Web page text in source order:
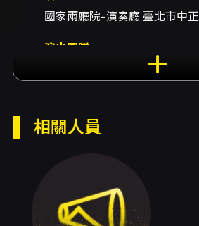
國家兩廳院-演奏廳 臺北市中
演出團隊
就讀Conservatoire à
德、師事徐雅玟、師事王麗君
Vigne、指導Irina
Saracino、指導Enrico
相關人員